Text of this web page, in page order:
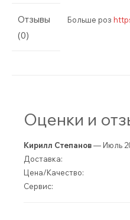
Отзывы
(0)
Больше роз
Оценки и
Кирилл Степанов— Июль
Доставка:
Цена/Качество:
Сервис: